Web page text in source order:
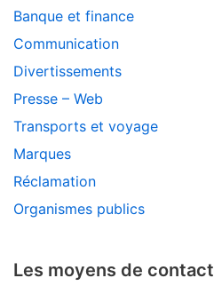
Banque et finance
Communication
Divertissements
Presse – Web
Transports et voyage
Marques
Réclamation
Organismes publics
Les moyens de contact